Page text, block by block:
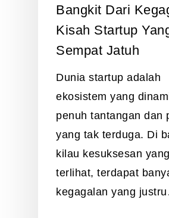
Bangkit Dari
Kisah Startup
Sempat Jatuh
Dunia startup adalah
ekosistem yang
penuh tantangan dan
yang tak terduga. Di
kilau kesuksesan yang
terlihat, terdapat
kegagalan yang